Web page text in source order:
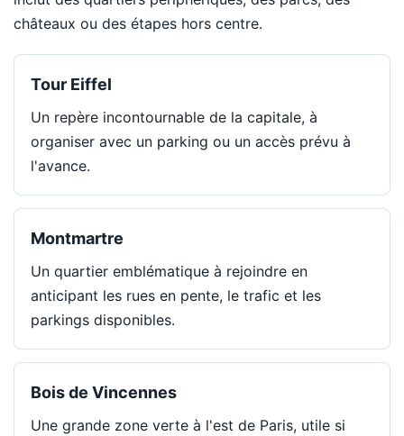
châteaux ou des étapes hors centre.
Tour Eiffel
Un repère incontournable de la capitale, à
organiser avec un parking ou un accès prévu à
l'avance.
Montmartre
Un quartier emblématique à rejoindre en
anticipant les rues en pente, le trafic et les
parkings disponibles.
Bois de Vincennes
Une grande zone verte à l'est de Paris, utile si